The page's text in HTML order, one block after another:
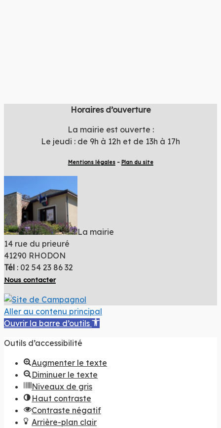
Horaires d’ouverture
La mairie est ouverte :
Le jeudi : de 9h à 12h et de 13h à 17h
Mentions légales– Plan du site
La mairie
14 rue du prieuré
41290 RHODON
Tél : 02 54 23 86 32
Nous contacter
Aller au contenu principal
Ouvrir la barre d’outils
Outils d’accessibilité
Augmenter le texte
Diminuer le texte
Niveaux de gris
Haut contraste
Contraste négatif
Arrière-plan clair